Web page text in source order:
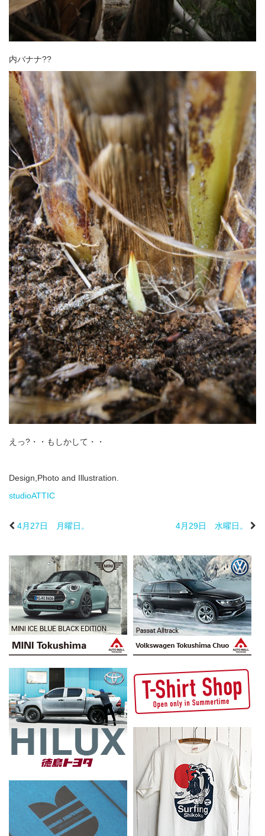
内バナナ??
えっ?・・もしかして・・
Design,Photo and Illustration.
studioATTIC
4月27日 月曜日。 4月29日 水曜日。